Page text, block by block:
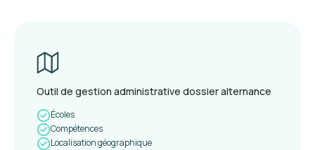
Outil de gestion administrative dossier alternance
Écoles
Compétences
Localisation géographique